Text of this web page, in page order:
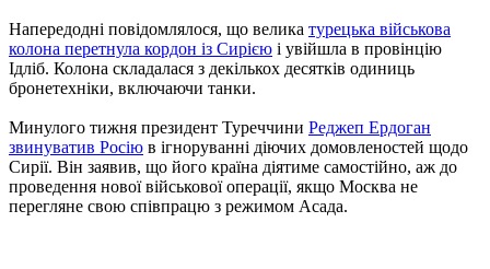
Напередодні повідомлялося, що велика турецька військова
колона перетнула кордон із Сирією і увійшла в провінцію
Ідліб. Колона складалася з декількох десятків одиниць
бронетехніки, включаючи танки.
Минулого тижня президент Туреччини Реджеп Ердоган
звинуватив Росію в ігноруванні діючих домовленостей щодо
Сирії. Він заявив, що його країна діятиме самостійно, аж до
проведення нової військової операції, якщо Москва не
перегляне свою співпрацю з режимом Асада.